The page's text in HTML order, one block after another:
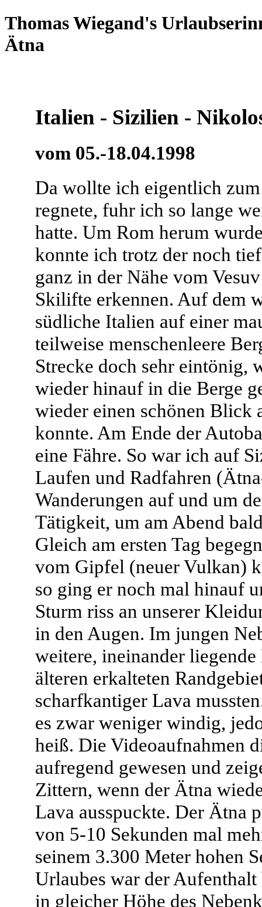
Thomas Wiegand's
Ätna
Italien - Sizilien -
vom 05.-18.04.1998
Da wollte ich eigentlich zum
regnete, fuhr ich so lange
hatte. Um Rom herum
konnte ich trotz der noch
ganz in der Nähe vom
Skilifte erkennen. Auf dem
südliche Italien auf einer
teilweise menschenleere
Strecke doch sehr eintönig,
wieder hinauf in die Berge
wieder einen schönen Blick
konnte. Am Ende der
eine Fähre. So war ich auf
Laufen und Radfahren
Wanderungen auf und um
Tätigkeit, um am Abend
Gleich am ersten Tag
vom Gipfel (neuer Vulkan)
so ging er noch mal hinauf
Sturm riss an unserer
in den Augen. Im jungen
weitere, ineinander
älteren erkalteten
scharfkantiger Lava
es zwar weniger windig,
heiß. Die Videoaufnahmen
aufregend gewesen und
Zittern, wenn der Ätna
Lava ausspuckte. Der Ätna
von 5-10 Sekunden mal
seinem 3.300 Meter hohen
Urlaubes war der
in gleicher Höhe des